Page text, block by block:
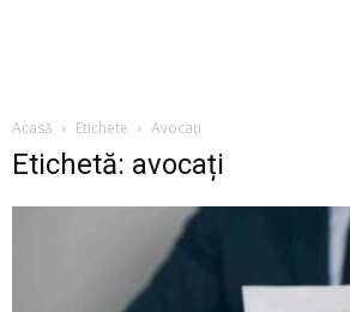
Acasă Etichete Avocați
Etichetă: avocați